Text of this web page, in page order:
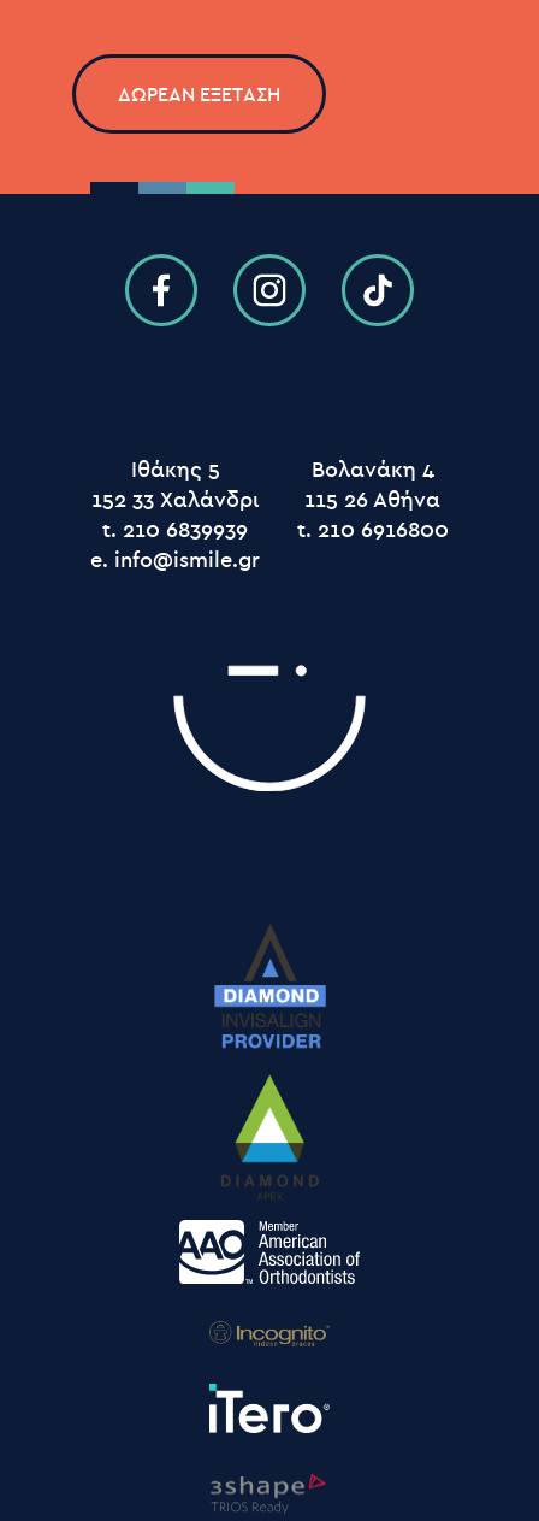
Ιθάκης 5
152 33 Χαλάνδρι
t.
e. info@ismile.gr
Βολανάκη 4
115 26 Αθήνα
t.